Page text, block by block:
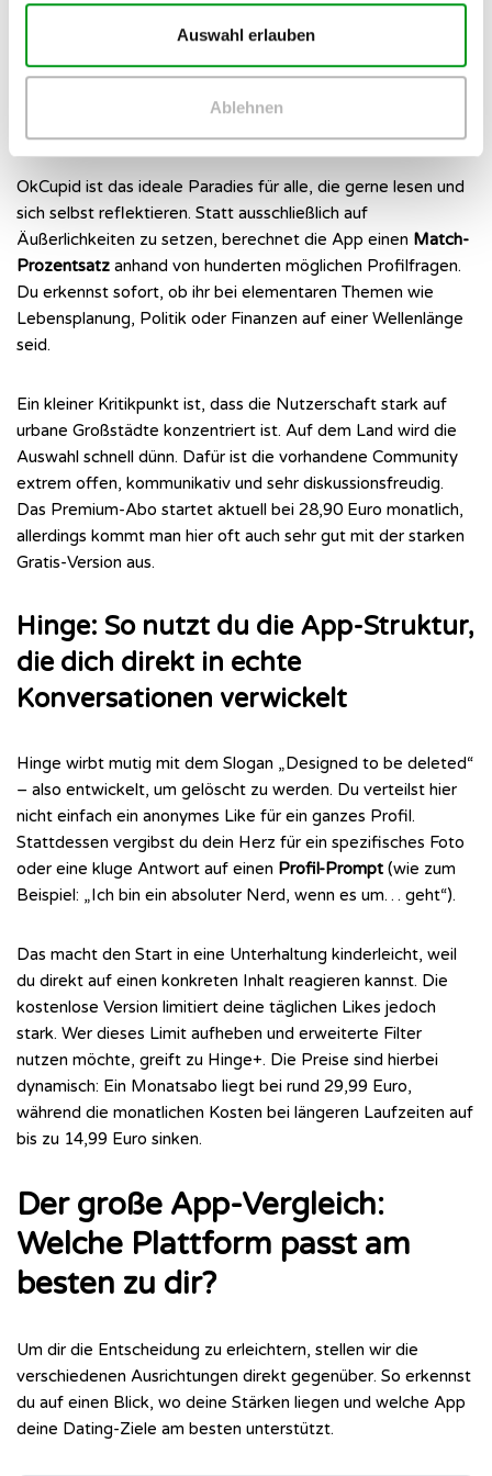
Auswahl erlauben
Ablehnen
OkCupid: Wie du durch tiefgründige
Profil-Fragen Matches findest, die
wirklich zu dir passen
OkCupid ist das ideale Paradies für alle, die gerne lesen und
sich selbst reflektieren. Statt ausschließlich auf
Äußerlichkeiten zu setzen, berechnet die App einen Match-
Prozentsatz anhand von hunderten möglichen Profilfragen.
Du erkennst sofort, ob ihr bei elementaren Themen wie
Lebensplanung, Politik oder Finanzen auf einer Wellenlänge
seid.
Ein kleiner Kritikpunkt ist, dass die Nutzerschaft stark auf
urbane Großstädte konzentriert ist. Auf dem Land wird die
Auswahl schnell dünn. Dafür ist die vorhandene Community
extrem offen, kommunikativ und sehr diskussionsfreudig.
Das Premium-Abo startet aktuell bei 28,90 Euro monatlich,
allerdings kommt man hier oft auch sehr gut mit der starken
Gratis-Version aus.
Hinge: So nutzt du die App-Struktur,
die dich direkt in echte
Konversationen verwickelt
Hinge wirbt mutig mit dem Slogan „Designed to be deleted“
– also entwickelt, um gelöscht zu werden. Du verteilst hier
nicht einfach ein anonymes Like für ein ganzes Profil.
Stattdessen vergibst du dein Herz für ein spezifisches Foto
oder eine kluge Antwort auf einen Profil-Prompt (wie zum
Beispiel: „Ich bin ein absoluter Nerd, wenn es um… geht“).
Das macht den Start in eine Unterhaltung kinderleicht, weil
du direkt auf einen konkreten Inhalt reagieren kannst. Die
kostenlose Version limitiert deine täglichen Likes jedoch
stark. Wer dieses Limit aufheben und erweiterte Filter
nutzen möchte, greift zu Hinge+. Die Preise sind hierbei
dynamisch: Ein Monatsabo liegt bei rund 29,99 Euro,
während die monatlichen Kosten bei längeren Laufzeiten auf
bis zu 14,99 Euro sinken.
Der große App-Vergleich:
Welche Plattform passt am
besten zu dir?
Um dir die Entscheidung zu erleichtern, stellen wir die
verschiedenen Ausrichtungen direkt gegenüber. So erkennst
du auf einen Blick, wo deine Stärken liegen und welche App
deine Dating-Ziele am besten unterstützt.